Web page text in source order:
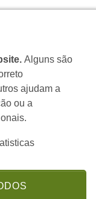
Alguns são
ajudam a
ou a